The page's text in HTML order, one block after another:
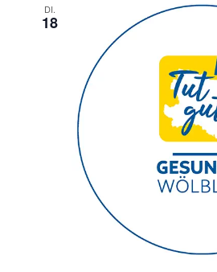
DI.
18